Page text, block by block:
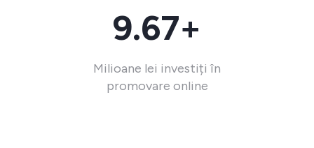
9.67+
Milioane lei investiți în
promovare online